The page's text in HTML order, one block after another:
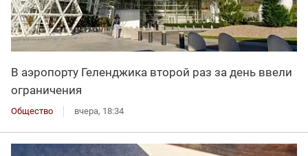
В аэропорту Геленджика второй раз за день ввели
ограничения
Общество вчера, 18:34